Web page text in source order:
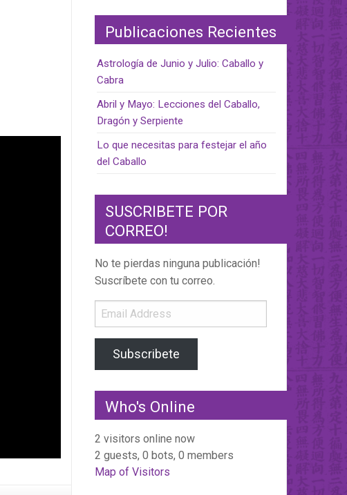
Publicaciones Recientes
Astrología de Junio y Julio: Caballo y
Cabra
Abril y Mayo: Lecciones del Caballo,
Dragón y Serpiente
Lo que necesitas para festejar el año
del Caballo
SUSCRIBETE POR
CORREO!
No te pierdas ninguna publicación!
Suscríbete con tu correo.
Email
Address
Subscribete
Who's Online
2 visitors online now
2 guests, 0 bots, 0 members
Map of Visitors